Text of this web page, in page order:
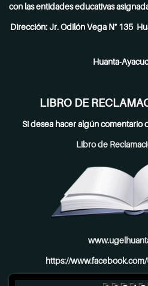
con las entidades educativas
Dirección: Jr. Odilón Vega N° 135
Huanta-
LIBRO DE
Si desea hacer algún comentario
Libro de
https://